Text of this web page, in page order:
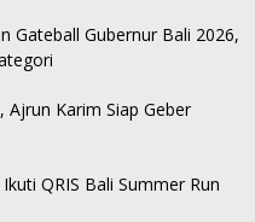
Gateball Gubernur Bali 2026,
Ajrun Karim Siap Geber
QRIS Bali Summer Run